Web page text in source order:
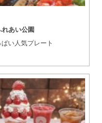
あい公園
い人気プレート